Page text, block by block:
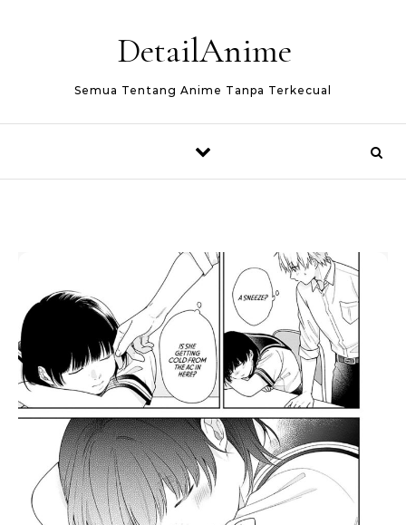
DetailAnime
Semua Tentang Anime Tanpa Terkecual